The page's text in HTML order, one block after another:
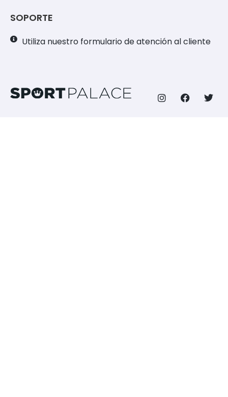
SOPORTE
Utiliza nuestro formulario de atención al cliente